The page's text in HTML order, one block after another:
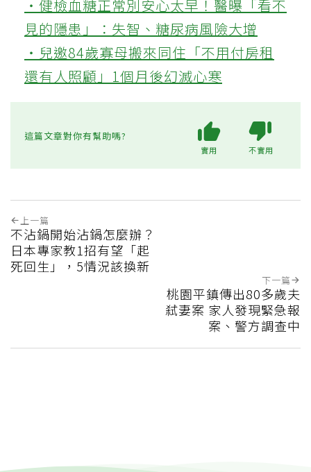
‧健檢血糖正常別安心太早！醫曝「看不
見的隱患」：失智、糖尿病風險大增
‧兒邀84歲寡母搬來同住「不用付房租
還有人照顧」1個月後幻滅心寒
這篇文章對你有幫助嗎?
實用 不實用
上一篇
不沾鍋開始沾鍋怎麼辦？
日本專家教1招有望「起
死回生」，5情況該換新
下一篇
桃園平鎮傳出80多歲夫
弒妻案 家人發現緊急報
案、警方調查中